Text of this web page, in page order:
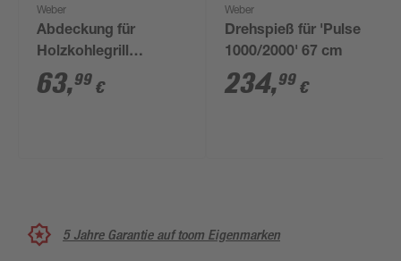
Weber
Abdeckung für
Holzkohlegrill
schwarz Ø 57 x 88,9
cm
63,99 €
Weber
Drehspieß für 'Pulse
1000/2000' 67 cm
234,99 €
5 Jahre Garantie auf toom Eigenmarken